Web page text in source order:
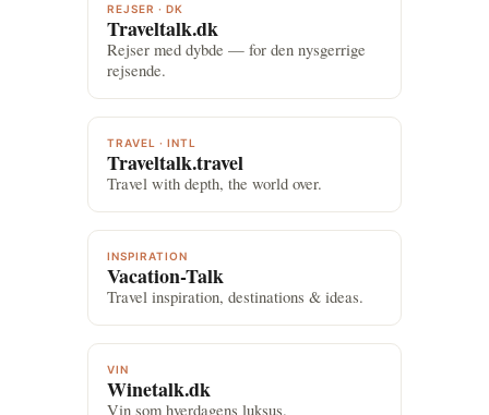
REJSER · DK
Traveltalk.dk
Rejser med dybde — for den nysgerrige
rejsende.
TRAVEL · INTL
Traveltalk.travel
Travel with depth, the world over.
INSPIRATION
Vacation-Talk
Travel inspiration, destinations & ideas.
VIN
Winetalk.dk
Vin som hverdagens luksus.